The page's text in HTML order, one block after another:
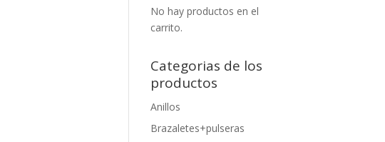
No hay productos en el
carrito.
Categorias de los
productos
Anillos
Brazaletes+pulseras